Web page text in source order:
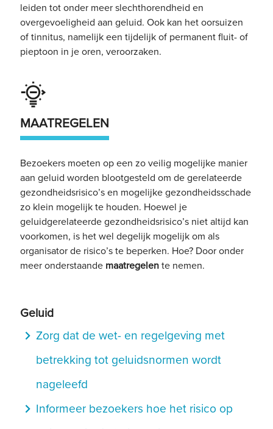
leiden tot onder meer slechthorendheid en
overgevoeligheid aan geluid. Ook kan het oorsuizen
of tinnitus, namelijk een tijdelijk of permanent fluit- of
pieptoon in je oren, veroorzaken.
MAATREGELEN
Bezoekers moeten op een zo veilig mogelijke manier
aan geluid worden blootgesteld om de gerelateerde
gezondheidsrisico’s en mogelijke gezondheidsschade
zo klein mogelijk te houden. Hoewel je
geluidgerelateerde gezondheidsrisico’s niet altijd kan
voorkomen, is het wel degelijk mogelijk om als
organisator de risico’s te beperken. Hoe? Door onder
meer onderstaande maatregelente nemen.
Geluid
navigate_next Zorg dat de wet- en regelgeving met
betrekking tot geluidsnormen wordt
nageleefd
navigate_next Informeer bezoekers hoe het risico op